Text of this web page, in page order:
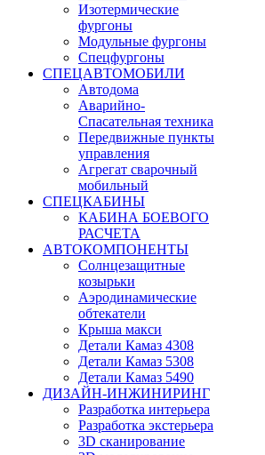
Изотермические
фургоны
Модульные фургоны
Спецфургоны
СПЕЦАВТОМОБИЛИ
Автодома
Аварийно-
Спасательная техника
Передвижные пункты
управления
Агрегат сварочный
мобильный
СПЕЦКАБИНЫ
КАБИНА БОЕВОГО
РАСЧЕТА
АВТОКОМПОНЕНТЫ
Солнцезащитные
козырьки
Аэродинамические
обтекатели
Крыша макси
Детали Камаз 4308
Детали Камаз 5308
Детали Камаз 5490
ДИЗАЙН-ИНЖИНИРИНГ
Разработка интерьера
Разработка экстерьера
3D сканирование